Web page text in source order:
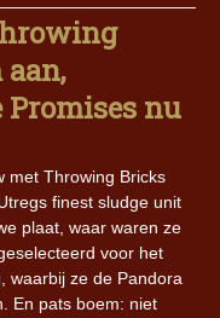
nu
met Throwing Bricks
finest sludge unit
plaat, waar waren ze
voor het
waarbij ze de Pandora
En pats boem: niet